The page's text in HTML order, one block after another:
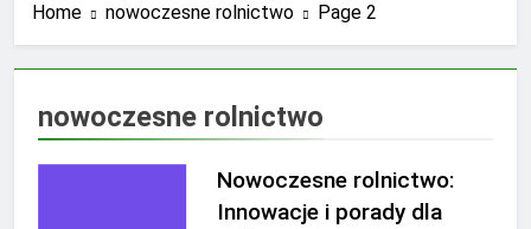
Home nowoczesne rolnictwo Page 2
nowoczesne rolnictwo
Nowoczesne rolnictwo:
Innowacje i porady dla